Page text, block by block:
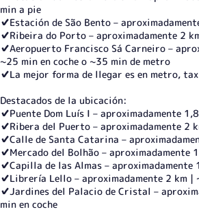
min a pie
✔️Estación de São Bento –
✔️Ribeira do Porto – aproximadamente 2
✔️Aeropuerto Francisco Sá Carneiro –
~25 min en coche o ~35 min de metro
✔️La mejor forma de llegar es en metro,
Destacados de la ubicación:
✔️Puente Dom Luís I – aproximadamente
✔️Ribera del Puerto – aproximadamente 2
✔️Calle de Santa Catarina –
✔️Mercado del Bolhão – aproximadamente
✔️Capilla de las Almas – aproximadamente
✔️Librería Lello – aproximadamente 2 km |
✔️Jardines del Palacio de Cristal –
min en coche